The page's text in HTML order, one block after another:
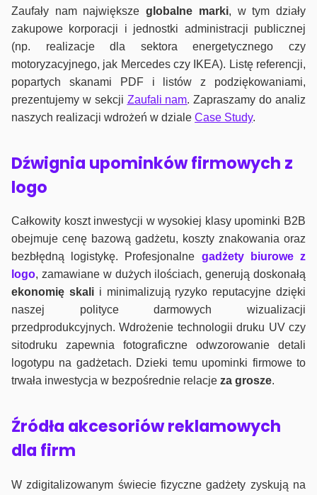
Zaufały nam największeglobalne marki, w tym działy
zakupowe korporacji i jednostki administracji publicznej
(np. realizacje dla sektora energetycznego czy
motoryzacyjnego, jak Mercedes czy IKEA). Listę referencji,
popartych skanami PDF i listów z podziękowaniami,
prezentujemy w sekcji Zaufali nam. Zapraszamy do analiz
naszych realizacji wdrożeń w dziale Case Study.
Dźwignia upominków firmowych z
logo
Całkowity koszt inwestycji w wysokiej klasy upominki B2B
obejmuje cenę bazową gadżetu, koszty znakowania oraz
bezbłędną logistykę. Profesjonalne gadżety biurowe z
logo, zamawiane w dużych ilościach, generują doskonałą
ekonomię skalii minimalizują ryzyko reputacyjne dzięki
naszej polityce darmowych wizualizacji
przedprodukcyjnych. Wdrożenie technologii druku UV czy
sitodruku zapewnia fotograficzne odwzorowanie detali
logotypu na gadżetach. Dzieki temu upominki firmowe to
trwała inwestycja w bezpośrednie relacje za grosze.
Źródła akcesoriów reklamowych
dla firm
W zdigitalizowanym świecie fizyczne gadżety zyskują na